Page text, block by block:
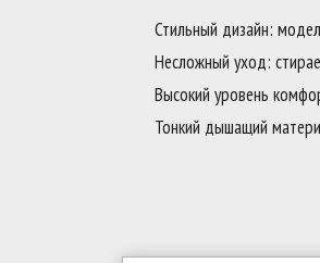
Стильный дизайн:
Несложный уход:
Высокий уровень
Тонкий дышащий